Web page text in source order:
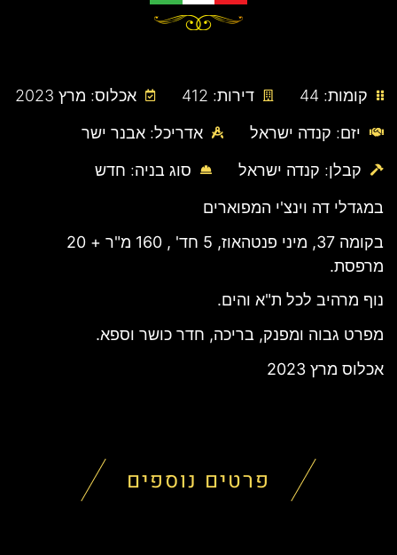
קומות: 44 דירות: 412
אכלוס: מרץ 2023
יזם: קנדה ישראל
אדריכל: אבנר ישר
קבלן: קנדה ישראל
סוג בניה: חדש
במגדלי דה וינצ'י המפוארים
בקומה 37, מיני פנטהאוז, 5 חד' , 160 מ"ר + 20
מרפסת.
נוף מרהיב לכל ת"א והים.
מפרט גבוה ומפנק, בריכה, חדר כושר וספא.
אכלוס מרץ 2023
פרטים נוספים